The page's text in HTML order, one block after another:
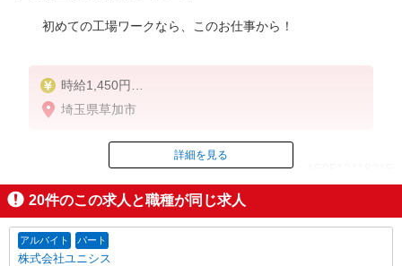
初めての工場ワークなら、このお仕事から！
時給1,450円
交通費：既定支給
埼玉県草加市
ID：AE0512118315
掲載期間終了
詳細を見る
20件のこの求人と職種が同じ求人
アルバイト パート
株式会社ユニシス